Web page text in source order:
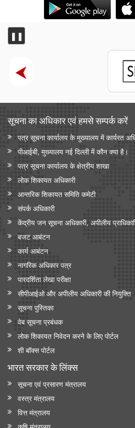
❚❚
सूचना का अधिकार एवं हमसे सम्‍पर्क करें
पत्र सूचना कार्यालय के मुख्यालय में कार्यरत
पीआईबी, मुख्यालय नई दिल्ली में कौन क्या है।
पत्र सूचना कार्यालय के क्षेत्रीय शाखा
लोक शिकायत अधिकारी
आन्‍तरिक शिकायत समिति कमेटी
संपर्क अधिकारी
केंद्रीय जन सूचना अधिकारी, अपीलीय
बजट आबंटन
कार्य आबंटन
नागरिक अधिकार पत्र
पारदर्शिता लेखा परीक्षा
सीपीआईओ और अपी‍लीय अधिकारी की नियुक्ति
सूचना पुस्तिका
वेब सूचना प्रबंधक
लोक शिकायत निवेदन करने के लिए पोर्टल
शी बॉक्स पोर्टल
भारत सरकार के लिंक्‍स
सूचना एवं प्रसारण मंत्रालय
वस्त्र मंत्रालय
वित्त मंत्रालय